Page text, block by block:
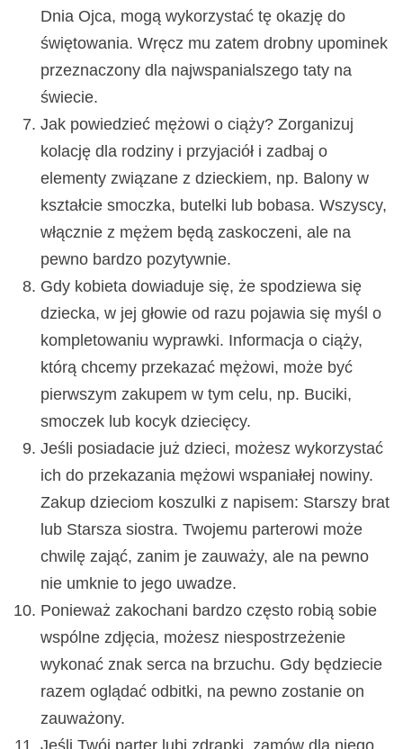
Dnia Ojca, mogą wykorzystać tę okazję do
świętowania. Wręcz mu zatem drobny upominek
przeznaczony dla najwspanialszego taty na
świecie.
Jak powiedzieć mężowi o ciąży? Zorganizuj
kolację dla rodziny i przyjaciół i zadbaj o
elementy związane z dzieckiem, np. Balony w
kształcie smoczka, butelki lub bobasa. Wszyscy,
włącznie z mężem będą zaskoczeni, ale na
pewno bardzo pozytywnie.
Gdy kobieta dowiaduje się, że spodziewa się
dziecka, w jej głowie od razu pojawia się myśl o
kompletowaniu wyprawki. Informacja o ciąży,
którą chcemy przekazać mężowi, może być
pierwszym zakupem w tym celu, np. Buciki,
smoczek lub kocyk dziecięcy.
Jeśli posiadacie już dzieci, możesz wykorzystać
ich do przekazania mężowi wspaniałej nowiny.
Zakup dzieciom koszulki z napisem: Starszy brat
lub Starsza siostra. Twojemu parterowi może
chwilę zająć, zanim je zauważy, ale na pewno
nie umknie to jego uwadze.
Ponieważ zakochani bardzo często robią sobie
wspólne zdjęcia, możesz niespostrzeżenie
wykonać znak serca na brzuchu. Gdy będziecie
razem oglądać odbitki, na pewno zostanie on
zauważony.
Jeśli Twój parter lubi zdrapki, zamów dla niego